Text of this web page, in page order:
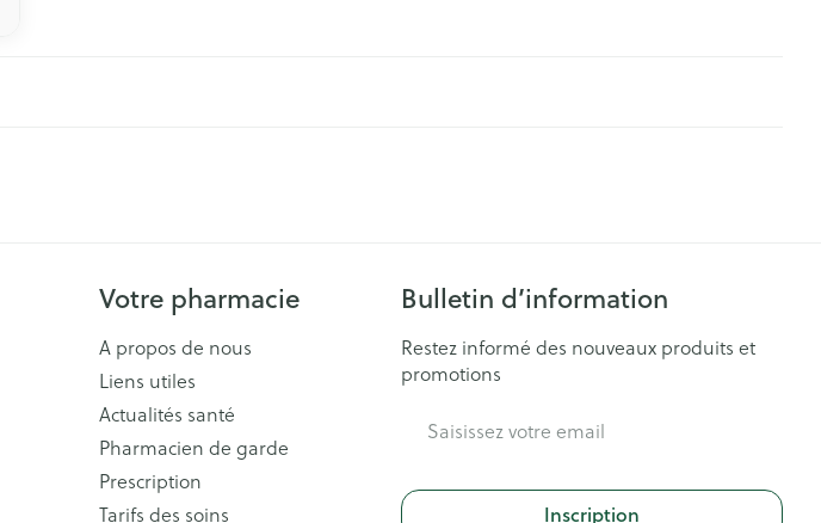
Votre pharmacie
A propos de nous
Liens utiles
Actualités santé
Pharmacien de garde
Prescription
Tarifs des soins
Bulletin d’information
Restez informé des nouveaux produits et
promotions
Inscription